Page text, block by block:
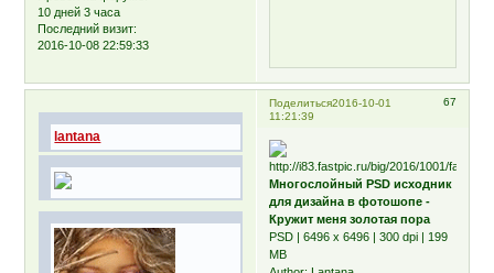
10 дней 3 часа
Последний визит:
2016-10-08 22:59:33
Поделиться 67
2016-10-01
11:21:39
lantana
Многослойный PSD исходник
для дизайна в фотошопе -
Кружит меня золотая пора
PSD | 6496 x 6496 | 300 dpi | 199
MB